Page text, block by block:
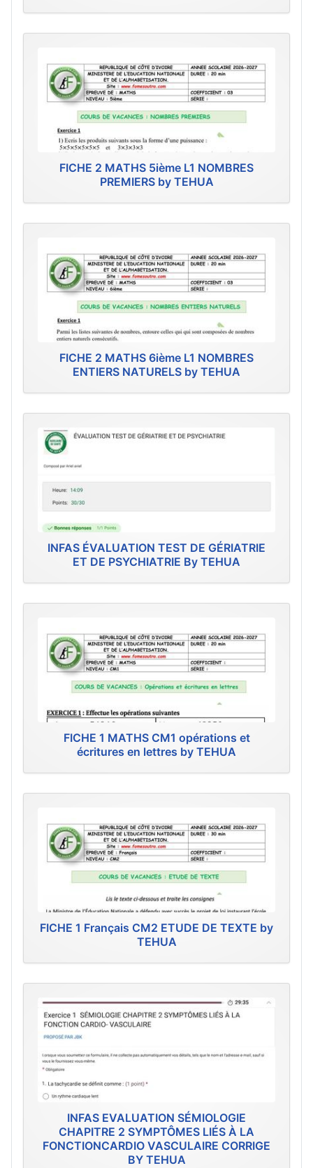
FICHE 2 MATHS 5ième L1 NOMBRES
PREMIERS by TEHUA
FICHE 2 MATHS 6ième L1 NOMBRES
ENTIERS NATURELS by TEHUA
INFAS ÉVALUATION TEST DE GÉRIATRIE
ET DE PSYCHIATRIE By TEHUA
FICHE 1 MATHS CM1 opérations et
écritures en lettres by TEHUA
FICHE 1 Français CM2 ETUDE DE TEXTE by
TEHUA
INFAS EVALUATION SÉMIOLOGIE
CHAPITRE 2 SYMPTÔMES LIÉS À LA
FONCTIONCARDIO VASCULAIRE CORRIGE
BY TEHUA